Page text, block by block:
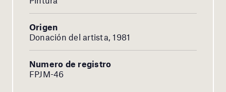
Origen
Donación del artista, 1981
Numero de registro
FPJM-46